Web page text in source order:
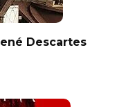
Descartes